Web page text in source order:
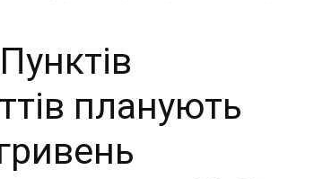
планують